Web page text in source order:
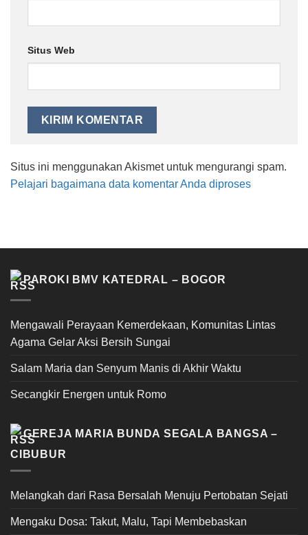
Situs Web
Situs ini menggunakan Akismet untuk mengurangi spam.
Pelajari bagaimana data komentar Anda diproses
PAROKI BMV KATEDRAL – BOGOR
Mengawali Perayaan Kemerdekaan, Komunitas Lintas
Agama Gelar Aksi Bersih Sungai
Salam Maria dan Senyum Manis di Akhir Waktu
Secangkir Energen untuk Romo
GEREJA MARIA BUNDA SEGALA BANGSA –
CIBUBUR
Melangkah dari Rasa Bersalah Menuju Pertobatan Sejati
Mengaku Dosa: Takut, Malu, Tapi Membebaskan